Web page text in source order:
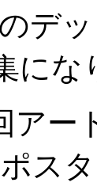
デ
にな
アー
ス